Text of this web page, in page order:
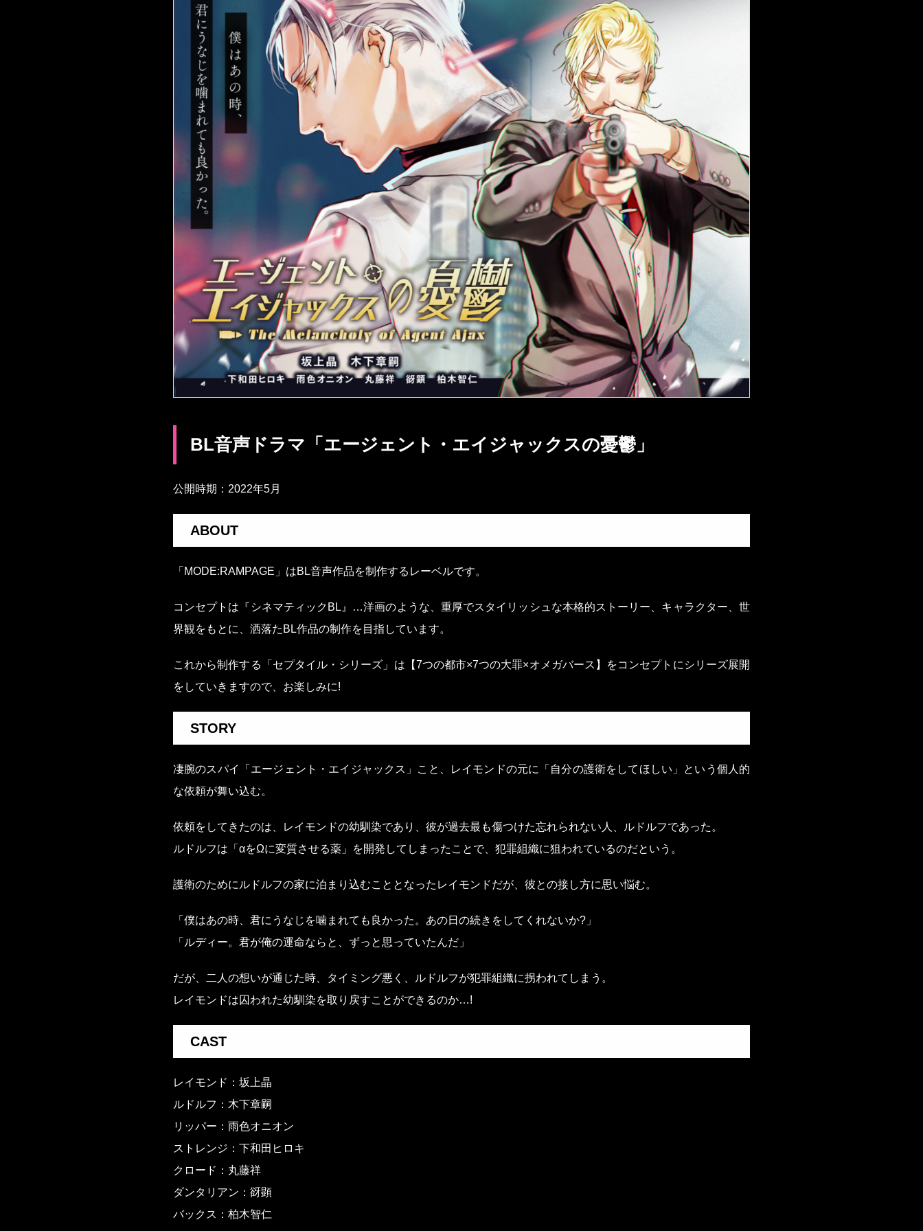
BL音声ドラマ「エージェント・エイジャックスの憂鬱」
公開時期：2022年5月
ABOUT
「MODE:RAMPAGE」はBL音声作品を制作するレーベルです。
コンセプトは『シネマティックBL』…洋画のような、重厚でスタイリッシュな本格的ストーリー、キャラクター、世
界観をもとに、洒落たBL作品の制作を目指しています。
これから制作する「セプタイル・シリーズ」は【7つの都市×7つの大罪×オメガバース】をコンセプトにシリーズ展開
をしていきますので、お楽しみに!
STORY
凄腕のスパイ「エージェント・エイジャックス」こと、レイモンドの元に「自分の護衛をしてほしい」という個人的
な依頼が舞い込む。
依頼をしてきたのは、レイモンドの幼馴染であり、彼が過去最も傷つけた忘れられない人、ルドルフであった。
ルドルフは「αをΩに変質させる薬」を開発してしまったことで、犯罪組織に狙われているのだという。
護衛のためにルドルフの家に泊まり込むこととなったレイモンドだが、彼との接し方に思い悩む。
「僕はあの時、君にうなじを噛まれても良かった。あの日の続きをしてくれないか?」
「ルディー。君が俺の運命ならと、ずっと思っていたんだ」
だが、二人の想いが通じた時、タイミング悪く、ルドルフが犯罪組織に拐われてしまう。
レイモンドは囚われた幼馴染を取り戻すことができるのか…!
CAST
レイモンド：坂上晶
ルドルフ：木下章嗣
リッパー：雨色オニオン
ストレンジ：下和田ヒロキ
クロード：丸藤祥
ダンタリアン：谺顕
バックス：柏木智仁
COMPANY
WORKS
CONTACT